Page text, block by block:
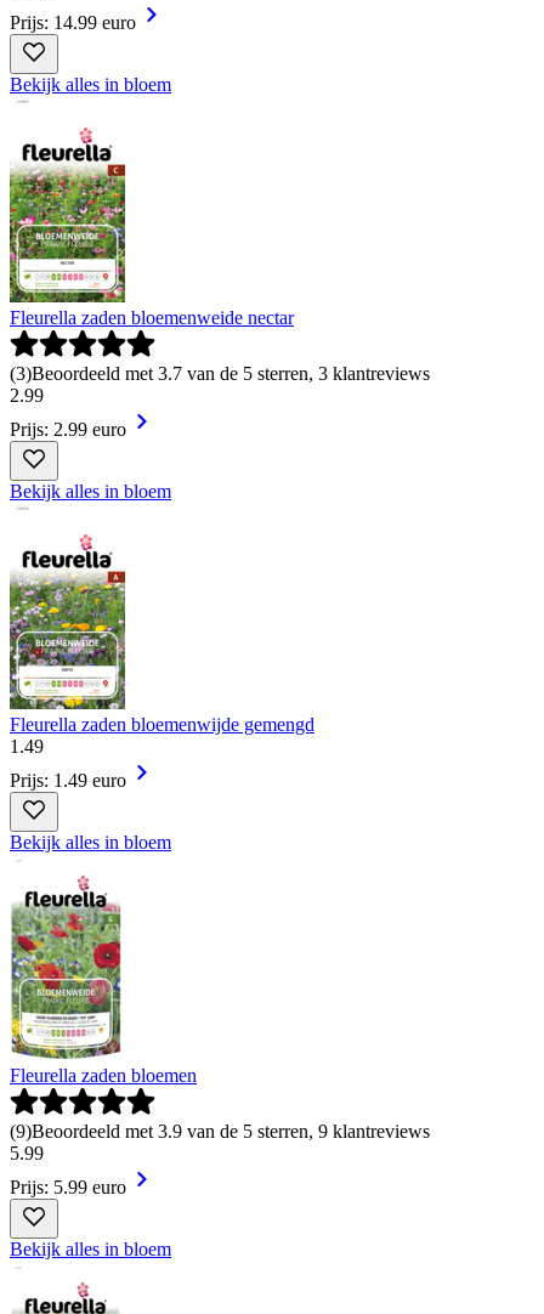
Prijs: 14.99 euro
Bekijk alles in bloem
Fleurella zaden bloemenweide nectar
(3)Beoordeeld met 3.7 van de 5 sterren, 3 klantreviews
2.99
Prijs: 2.99 euro
Bekijk alles in bloem
Fleurella zaden bloemenwijde gemengd
1 .49
Prijs: 1.49 euro
Bekijk alles in bloem
Fleurella zaden bloemen
(9)Beoordeeld met 3.9 van de 5 sterren, 9 klantreviews
5.99
Prijs: 5.99 euro
Bekijk alles in bloem